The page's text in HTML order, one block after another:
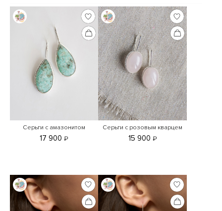
Серьги с амазонитом
17 900₽
Серьги с розовым кварцем
15 900 ₽